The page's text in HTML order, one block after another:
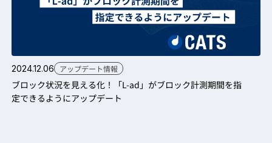
2024.12.06 アップデート情報
ブロック状況を見える化！「L-ad」がブロック計測期間を指
定できるようにアップデート